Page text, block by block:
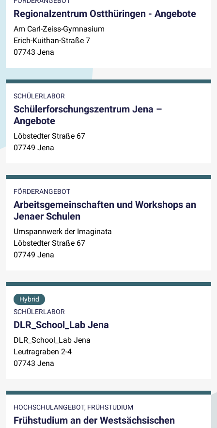
Regionalzentrum Ostthüringen - Angebote
Am Carl-Zeiss-Gymnasium
Erich-Kuithan-Straße 7
07743 Jena
SCHÜLERLABOR
Schülerforschungszentrum Jena –
Angebote
Löbstedter Straße 67
07749 Jena
FÖRDERANGEBOT
Arbeitsgemeinschaften und Workshops an
Jenaer Schulen
Umspannwerk der Imaginata
Löbstedter Straße 67
07749 Jena
Hybrid
SCHÜLERLABOR
DLR_School_Lab Jena
DLR_School_Lab Jena
Leutragraben 2-4
07743 Jena
HOCHSCHULANGEBOT, FRÜHSTUDIUM
Frühstudium an der Westsächsischen